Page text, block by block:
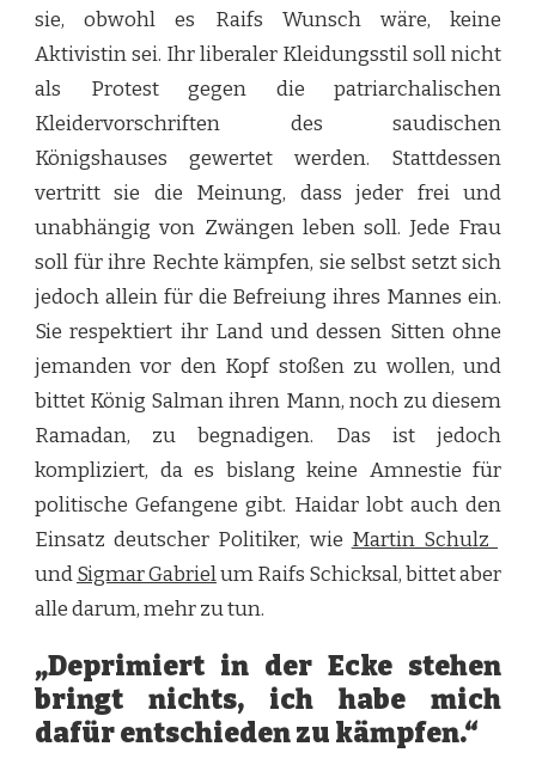
sie, obwohl es Raifs Wunsch wäre, keine
Aktivistin sei. Ihr liberaler Kleidungsstil soll nicht
als Protest gegen die patriarchalischen
Kleidervorschriften des saudischen
Königshauses gewertet werden. Stattdessen
vertritt sie die Meinung, dass jeder frei und
unabhängig von Zwängen leben soll. Jede Frau
soll für ihre Rechte kämpfen, sie selbst setzt sich
jedoch allein für die Befreiung ihres Mannes ein.
Sie respektiert ihr Land und dessen Sitten ohne
jemanden vor den Kopf stoßen zu wollen, und
bittet König Salman ihren Mann, noch zu diesem
Ramadan, zu begnadigen. Das ist jedoch
kompliziert, da es bislang keine Amnestie für
politische Gefangene gibt. Haidar lobt auch den
Einsatz deutscher Politiker, wie Martin Schulz
undSigmar Gabrielum Raifs Schicksal, bittet aber
alle darum, mehr zu tun.
„Deprimiert in der Ecke stehen
bringt nichts, ich habe mich
dafür entschieden zu kämpfen.“